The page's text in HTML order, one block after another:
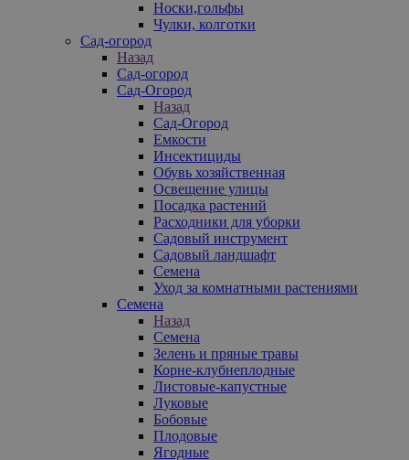
Носки,гольфы
Чулки, колготки
Сад-огород
Назад
Сад-огород
Сад-Огород
Назад
Сад-Огород
Емкости
Инсектициды
Обувь хозяйственная
Освещение улицы
Посадка растений
Расходники для уборки
Садовый инструмент
Садовый ландшафт
Семена
Уход за комнатными растениями
Семена
Назад
Семена
Зелень и пряные травы
Корне-клубнеплодные
Листовые-капустные
Луковые
Бобовые
Плодовые
Ягодные